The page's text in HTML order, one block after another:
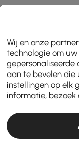
Wij en onze
technologie om
aan te bevelen die
instellingen op elk
informatie, bezoek